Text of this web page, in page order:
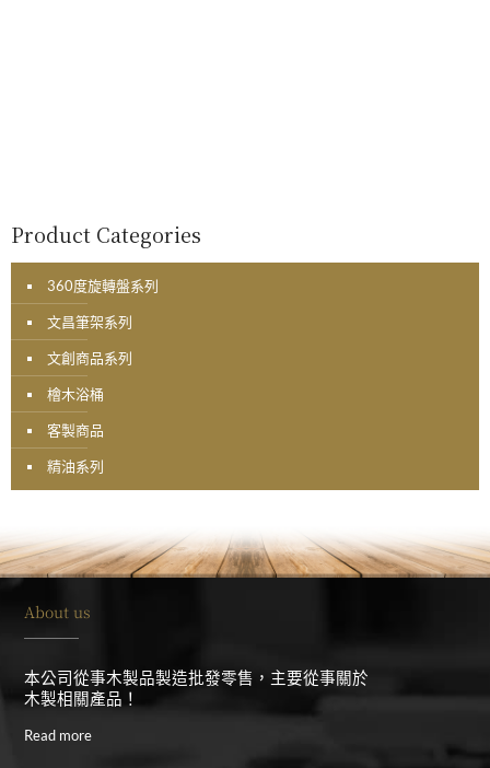
Product Categories
360度旋轉盤系列
文昌筆架系列
文創商品系列
檜木浴桶
客製商品
精油系列
About us
本公司從事木製品製造批發零售，主要從事關於
木製相關產品！
Read more